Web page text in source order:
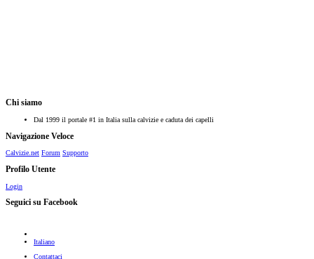
Chi siamo
Dal 1999 il portale #1 in Italia sulla calvizie e caduta dei capelli
Navigazione Veloce
Calvizie.net Forum Supporto
Profilo Utente
Login
Seguici su Facebook
Italiano
Contattaci